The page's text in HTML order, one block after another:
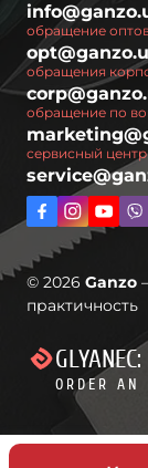
обращение
обращения
обращение по
сервисный центр
© 2026 Ganzo
практичность
ORDER AN